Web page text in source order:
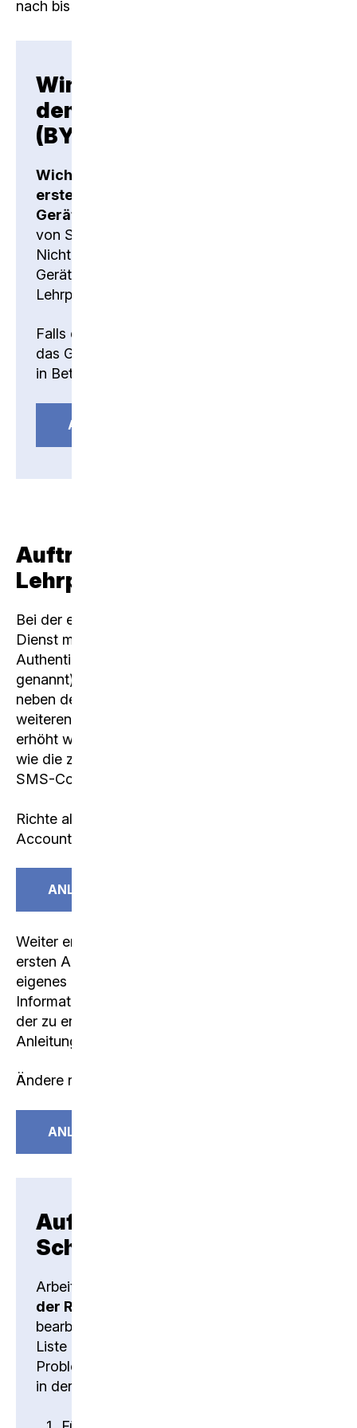
nach bis zum ersten Schultag erledigen musst.
Windows-Anmeldung an
den privaten Geräten
(BYOD)
Wichtig:
erste Inbetriebnahme von privaten
Geräten
von Schülerinnen und Schülern.
Nicht betroffen sind bereits eingerichtete
Geräte und BYSD-Geräte von
Lehrpersonen.
Falls du dein Gerät neu gekauft hast, nimm
das Gerät gemäss der folgenden Anleitung
in Betrieb.
ANLEITUNG
Aufträge für eintretende
Lehrpersonen
Bei der ersten Anmeldung an einem Microsoft-
Dienst muss einmalig die MFA (Multifaktor-
Authentication, auch Zweifaktorauthentifizierung
genannt) eingerichtet werden. Diese erfordert
neben dem Benutzernamen und Passwort einen
weiteren Faktor, wodurch die Sicherheit markant
erhöht wird. In der Anleitung wird beschrieben,
wie die zwei Faktoren Authenticator-App und
SMS-Code eingerichtet werden.
Richte also die beiden Faktoren für deinen
Account ein.
ANLEITUNG
Weiter empfehlen wir euch nach erfolgreicher
ersten Anmeldung das Initialpasswort auf ein
eigenes Passwort zu ändern. Alle wichtigen
Informationen zum Passwortwechsel inklusive
der zu erfüllenden Kriterien sind in der folgenden
Anleitung beschrieben.
Ändere nun das Passwort für deinen Account.
ANLEITUNG
Aufträge für eintretende
Schülerinnen und Schüler
Arbeite bitte die untenstehenden Punkte
der Reihe nach
bearbeiteten Punkte auf einer persönlichen
Liste durch. Damit hilfst du im Falle eines
Problems der unterstützenden Lehrperson
in der Identifikation des Problems.